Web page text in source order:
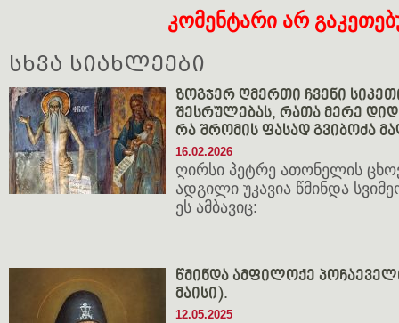
კომენტარი არ
სხვა სიახლეები
ზოგჯერ ღმერთი ჩვენი
შესრულებას, რათა მერე
რა შრომის ფასად გვიბოძა
16.02.2026
ღირსი პეტრე ათონელის
ადგილი უკავია წმინდა
ეს ამბავიც:
წმინდა ამფილოქე
მაისი).
12.05.2025